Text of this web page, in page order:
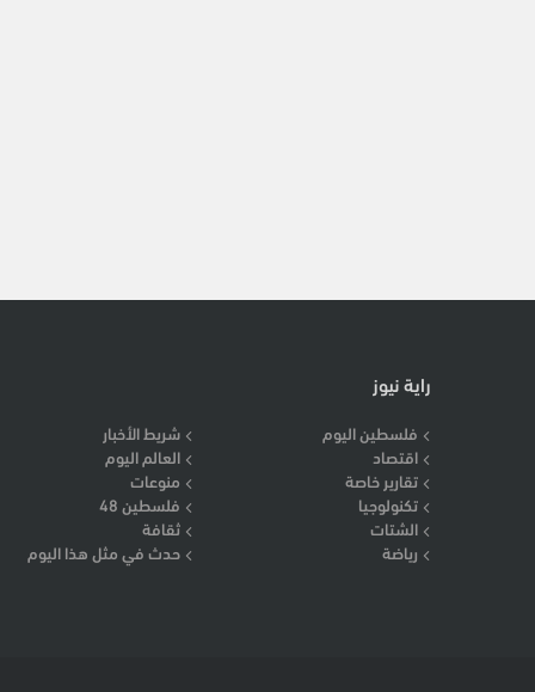
راية نيوز
فلسطين اليوم
شريط الأخبار
اقتصاد
العالم اليوم
تقارير خاصة
منوعات
تكنولوجيا
فلسطين 48
الشتات
ثقافة
رياضة
حدث في مثل هذا اليوم